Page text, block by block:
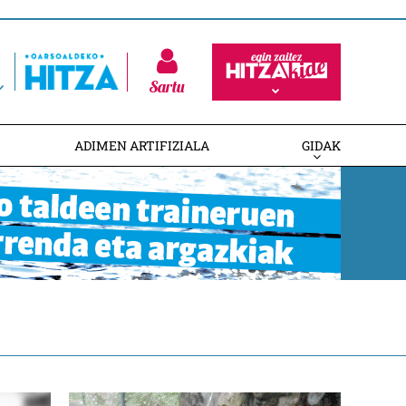
Sartu
ADIMEN ARTIFIZIALA GIDAK